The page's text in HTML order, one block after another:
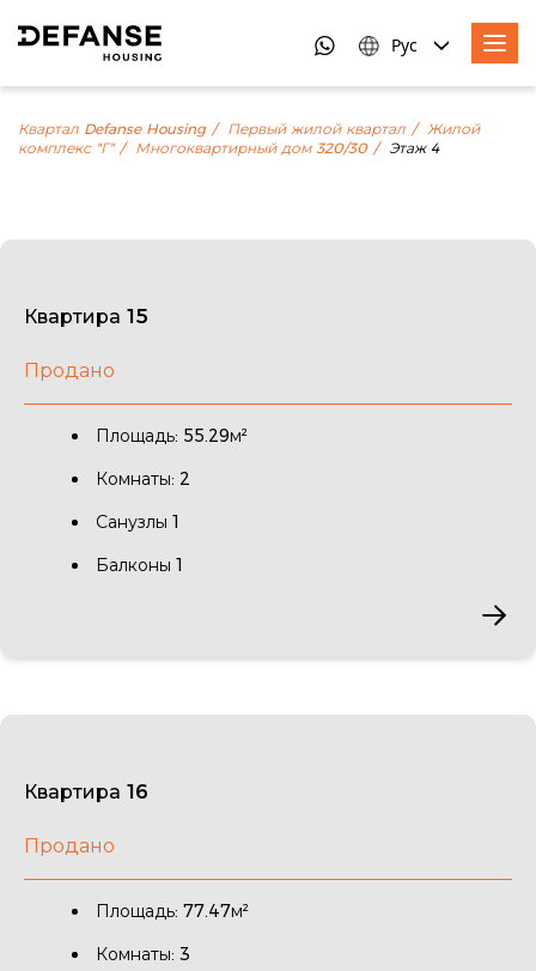
Рус
Квартал Defanse Housing Первый жилой квартал
Жилой
комплекс "Г"
Многоквартирный дом 320/30 Этаж 4
Квартира 15
Продано
Площадь: 55.29м²
Комнаты: 2
Санузлы 1
Балконы 1
Квартира 16
Продано
Площадь: 77.47м²
Комнаты: 3